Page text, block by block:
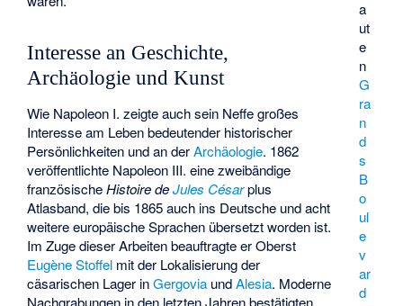
a
ut
e
n
G
ra
n
d
s
B
o
ul
e
v
ar
d
Interesse an Geschichte,
Archäologie und Kunst
Wie Napoleon I. zeigte auch sein Neffe großes
Interesse am Leben bedeutender historischer
Persönlichkeiten und an derArchäologie. 1862
veröffentlichte Napoleon III. eine zweibändige
französischeHistoire deJules Césarplus
Atlasband, die bis 1865 auch ins Deutsche und acht
weitere europäische Sprachen übersetzt worden ist.
Im Zuge dieser Arbeiten beauftragte er Oberst
Eugène Stoffel mit der Lokalisierung der
cäsarischen Lager inGergovia undAlesia. Moderne
Nachgrabungen in den letzten Jahren bestätigten